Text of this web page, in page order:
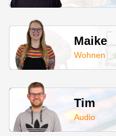
Maike
Wohnen
Tim
Audio